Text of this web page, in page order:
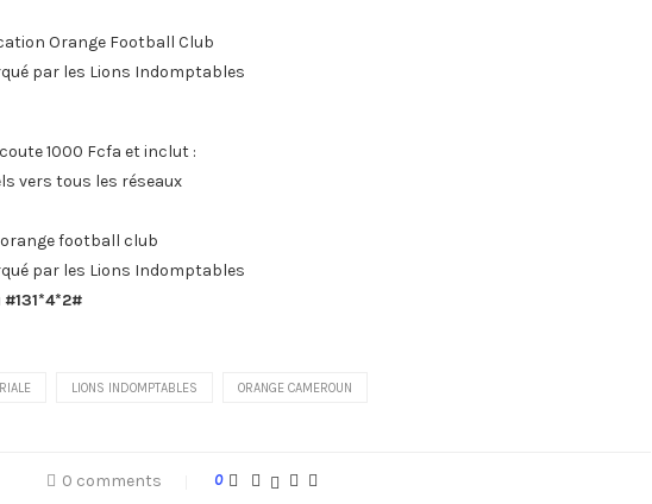
Orange Football Club
par les Lions Indomptables
1000 Fcfa et inclut :
vers tous les réseaux
football club
par les Lions Indomptables
#131*4*2#
LIONS INDOMPTABLES ORANGE CAMEROUN
0 comments 0